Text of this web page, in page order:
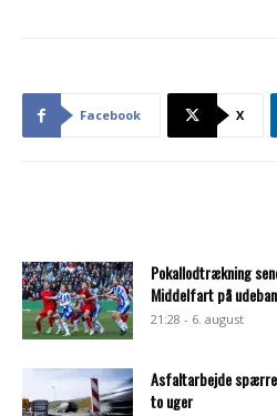
Facebook X
Pokallodtrækning
Middelfart på
21:28 - 6. august
Asfaltarbejde
to uger